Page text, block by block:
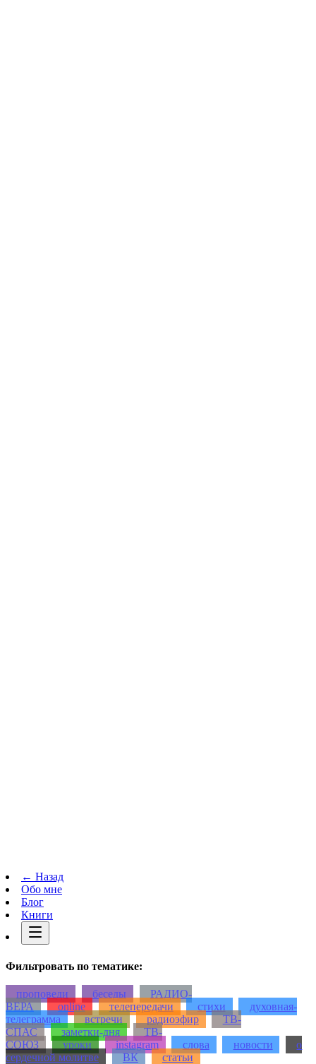
← Назад
Обо мне
Блог
Книги
Фильтровать по тематике:
проповеди беседы
РАДИО-
ВЕРА
online телепередачи стихи
духовная-
телеграмма
встречи радиоэфир
ТВ-
СПАС
заметки-дня
ТВ-
СОЮЗ
уроки instagram слова новости
о
сердечной молитве
ВК статьи